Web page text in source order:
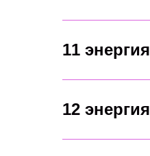
11 энергия
12 энергия